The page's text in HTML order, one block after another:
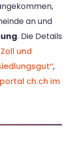
an und
. Die Details
und
,
ch.ch im